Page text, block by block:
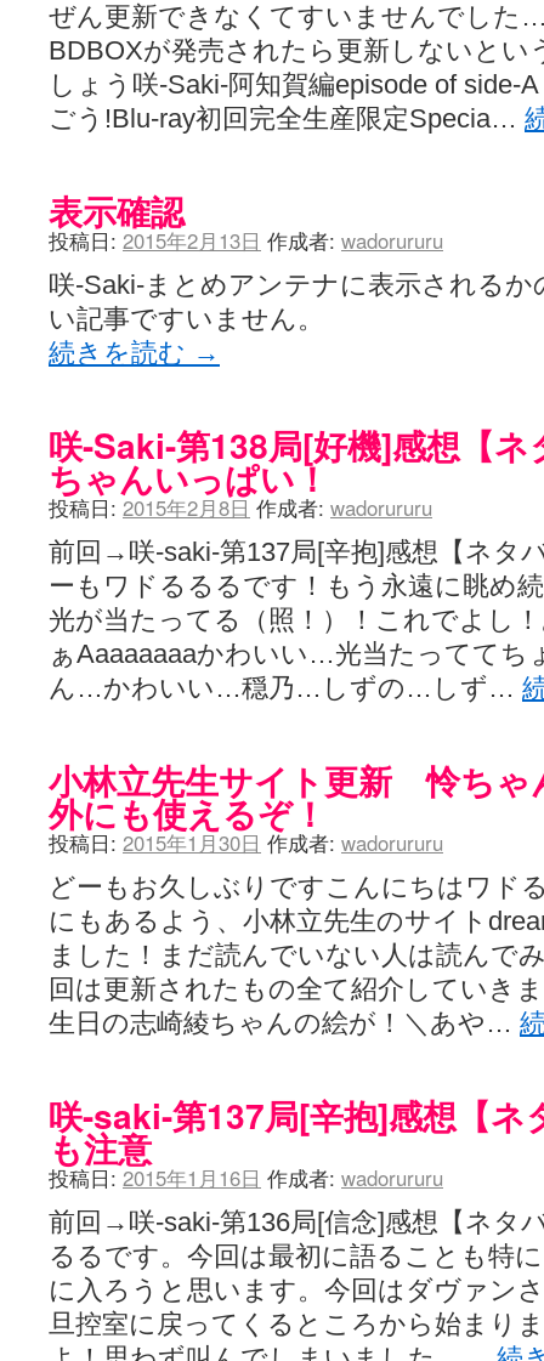
ぜん更新できなくてすいませんでした
BDBOXが発売されたら更新しないと
しょう咲-Saki-阿知賀編episode of side-
ごう!Blu-ray初回完全生産限定Specia…
表示確認
投稿日: 2015年2月13日 作成者: wadorururu
咲-Saki-まとめアンテナに表示される
い記事ですいません。
続きを読む →
咲-Saki-第138局[好機]感想【
ちゃんいっぱい！
投稿日: 2015年2月8日 作成者: wadorururu
前回→咲-saki-第137局[辛抱]感想【ネタ
ーもワドるるるです！もう永遠に眺め
光が当たってる（照！）！これでよし
ぁAaaaaaaaかわいい…光当たっててち
ん…かわいい…穏乃…しずの…しず…
小林立先生サイト更新 怜ちゃ
外にも使えるぞ！
投稿日: 2015年1月30日 作成者: wadorururu
どーもお久しぶりですこんにちはワド
にもあるよう、小林立先生のサイト
ました！まだ読んでいない人は読んで
回は更新されたもの全て紹介していき
生日の志崎綾ちゃんの絵が！＼あや…
咲-saki-第137局[辛抱]感想【ネ
も注意
投稿日: 2015年1月16日 作成者: wadorururu
前回→咲-saki-第136局[信念]感想【ネタ
るるです。今回は最初に語ることも特
に入ろうと思います。今回はダヴァン
旦控室に戻ってくるところから始まり